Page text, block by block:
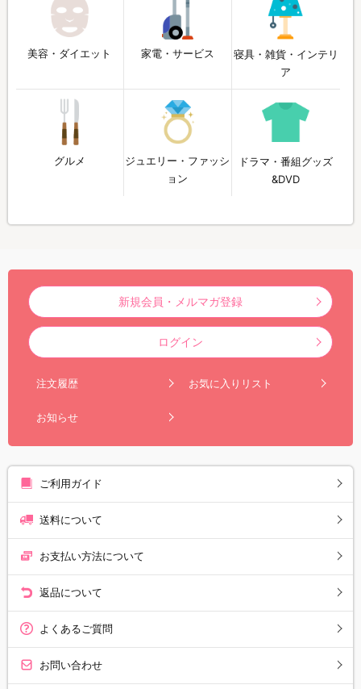
美容・ダイエット 家電・サービス
寝具・雑貨・インテリ
ア
グルメ
ジュエリー・ファッシ
ョン
ドラマ・番組グッズ
&DVD
新規会員・メルマガ登録
ログイン
注文履歴 お気に入りリスト
お知らせ
ご利用ガイド
送料について
お支払い方法について
返品について
よくあるご質問
お問い合わせ